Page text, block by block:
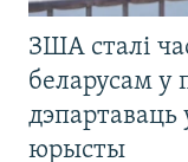
ЗША сталі
беларусам у
дэпартаваць
юрысты